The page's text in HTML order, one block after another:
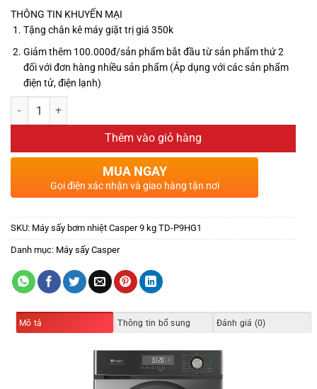
THÔNG TIN KHUYẾN MẠI
Tặng chân kê máy giặt trị giá 350k
Giảm thêm 100.000đ/sản phẩm bắt đầu từ sản phẩm thứ 2
đối với đơn hàng nhiều sản phẩm (Áp dụng với các sản phẩm
điện tử, điện lạnh)
Thêm vào giỏ hàng
MUA NGAY
Gọi điện xác nhận và giao hàng tận nơi
SKU: Máy sấy bơm nhiệt Casper 9 kg TD-P9HG1
Danh mục: Máy sấy Casper
Mô tả Thông tin bổ sung Đánh giá (0)